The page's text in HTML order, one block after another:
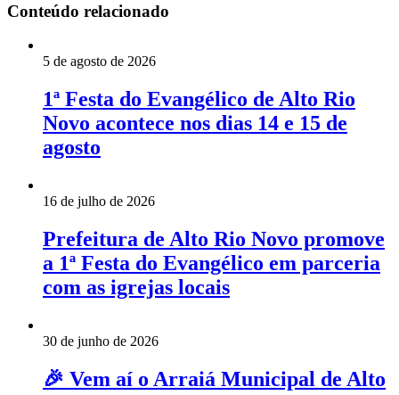
Conteúdo relacionado
5 de agosto de 2026
1ª Festa do Evangélico de Alto Rio
Novo acontece nos dias 14 e 15 de
agosto
16 de julho de 2026
Prefeitura de Alto Rio Novo promove
a 1ª Festa do Evangélico em parceria
com as igrejas locais
30 de junho de 2026
🎉 Vem aí o Arraiá Municipal de Alto